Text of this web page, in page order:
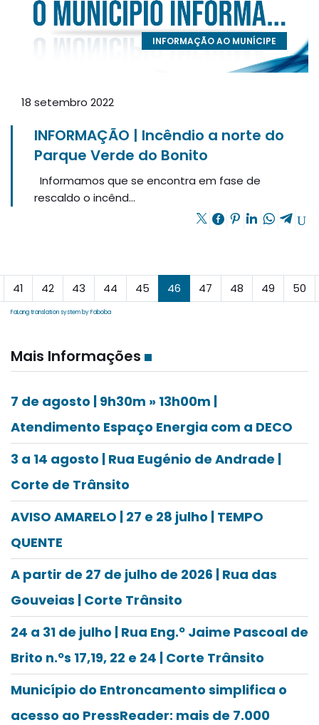
Mais Informações
7 de agosto | 9h30m » 13h00m |
Atendimento Espaço Energia com a DECO
3 a 14 agosto | Rua Eugénio de Andrade |
Corte de Trânsito
AVISO AMARELO | 27 e 28 julho | TEMPO
QUENTE
A partir de 27 de julho de 2026 | Rua das
Gouveias | Corte Trânsito
24 a 31 de julho | Rua Eng.º Jaime Pascoal de
Brito n.ºs 17,19, 22 e 24 | Corte Trânsito
Município do Entroncamento simplifica o
acesso ao PressReader: mais de 7.000
INFORMAÇÃO AO MUNÍCIPE
18 setembro 2022
INFORMAÇÃO | Incêndio a norte do
Parque Verde do Bonito
Informamos que se encontra em fase de
rescaldo o incênd...
41 42 43 44 45 46 47 48 49 50
FaLang translation system by Faboba